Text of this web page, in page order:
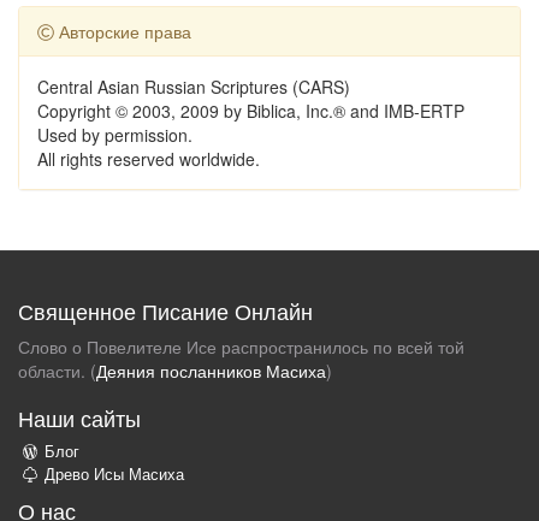
Авторские права
Central Asian Russian Scriptures (CARS)
Copyright © 2003, 2009 by Biblica, Inc.® and IMB-ERTP
Used by permission.
All rights reserved worldwide.
Священное Писание Онлайн
Слово о Повелителе Исе распространилось по всей той
области. (Деяния посланников Масиха)
Наши сайты
Блог
Древо Исы Масиха
О нас